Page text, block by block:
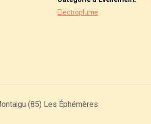
Electroplume
(85) Les Éphémères